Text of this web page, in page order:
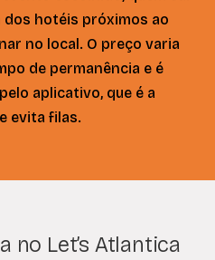
dos hotéis próximos ao
no local. O preço varia
de permanência e é
aplicativo, que é a
evita filas.
no Let’s Atlantica